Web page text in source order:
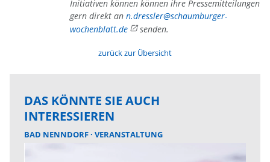
Initiativen können können ihre Pressemitteilungen
gern direkt an n.dressler@schaumburger-
wochenblatt.de
senden.
zurück zur Übersicht
DAS KÖNNTE SIE AUCH
INTERESSIEREN
BAD NENNDORF VERANSTALTUNG